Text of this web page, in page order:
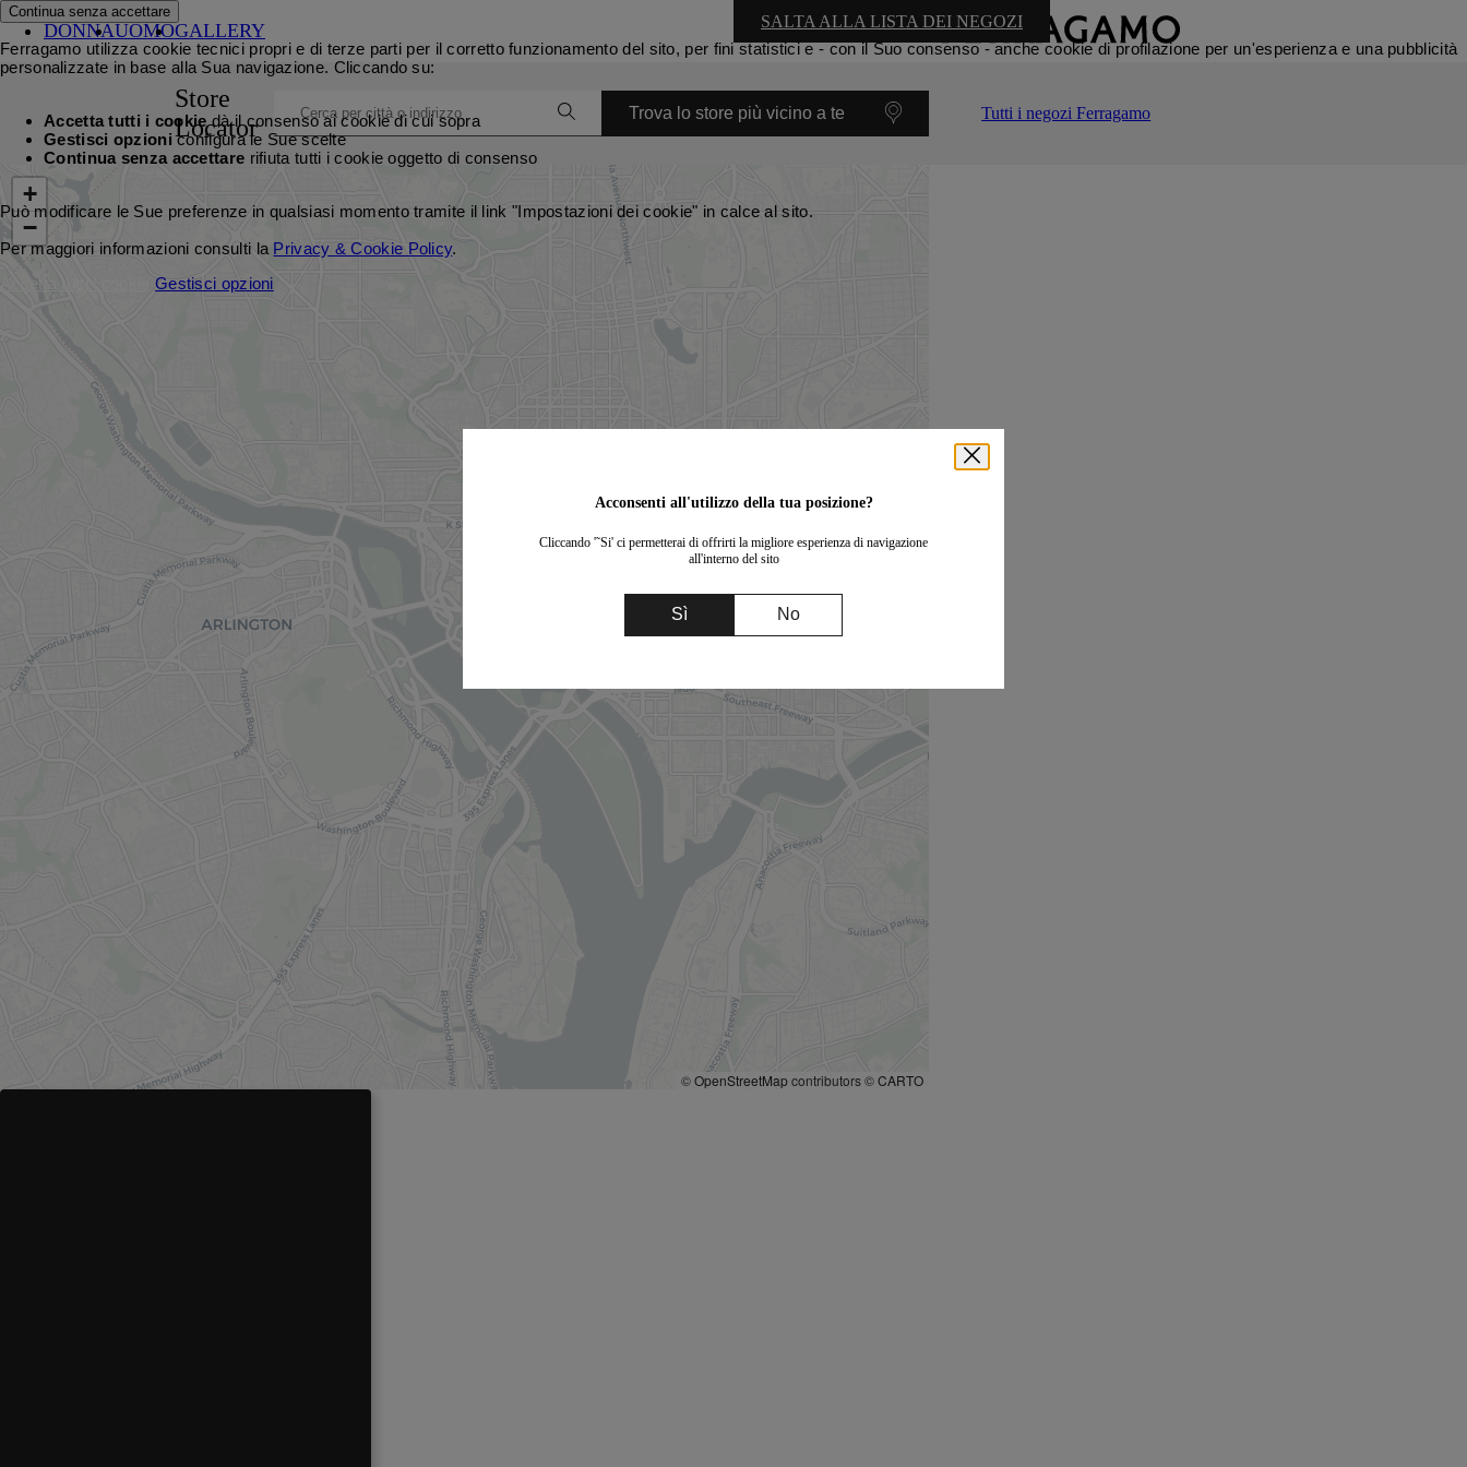
DONNAUOMOGALLERY
Store
Locator
Trova lo store più vicino a te Tutti i negozi Ferragamo
SALTA ALLA LISTA DEI NEGOZI
+
−
©OpenStreetMapcontributors ©CARTO
Continua senza accettare
Ferragamo utilizza cookie tecnici propri e di terze parti per il corretto funzionamento del sito, per fini statistici e - con il Suo consenso - anche cookie di profilazione per un'esperienza e una pubblicità
personalizzate in base alla Sua navigazione. Cliccando su:
Accetta tutti i cookiedà il consenso ai cookie di cui sopra
Gestisci opzioniconfigura le Sue scelte
Continua senza accettare rifiuta tutti i cookie oggetto di consenso
Può modificare le Sue preferenze in qualsiasi momento tramite il link "Impostazioni dei cookie" in calce al sito.
Per maggiori informazioni consulti la Privacy & Cookie Policy.
Accetta tutti i cookie
Gestisci opzioni
Acconsenti all'utilizzo della tua posizione?
Cliccando '˜Si' ci permetterai di offrirti la migliore esperienza di navigazione
all'interno del sito
Sì No